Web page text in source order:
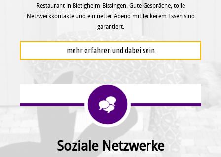
Restaurant in Bietigheim-Bissingen. Gute Gespräche, tolle
Netzwerkkontakte und ein netter Abend mit leckerem Essen sind
garantiert.
mehr erfahren und dabei sein
Soziale Netzwerke